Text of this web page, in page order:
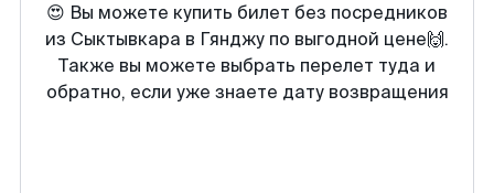
😍 Вы можете купить билет без посредников
из Сыктывкара в Гянджу по выгодной цене🙌.
Также вы можете выбрать перелет туда и
обратно, если уже знаете дату возвращения